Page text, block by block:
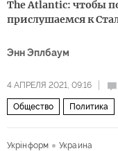
The Atlantic: чтобы
прислушаемся к
Энн Эплбаум
4 АПРЕЛЯ 2021, 09:16
Общество Политика
Укрiнформ
Украина